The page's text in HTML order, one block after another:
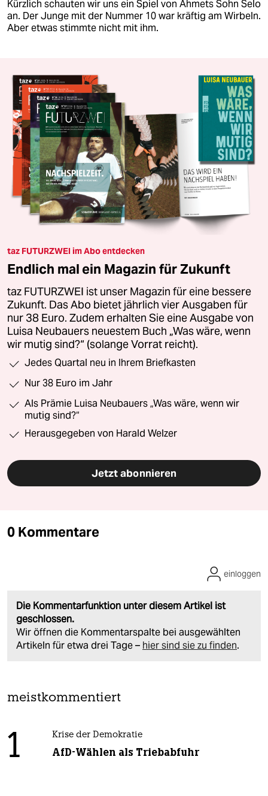
Kürzlich schauten wir uns ein Spiel von Ahmets Sohn Selo
an. Der Junge mit der Nummer 10 war kräftig am Wirbeln.
Aber etwas stimmte nicht mit ihm.
taz FUTURZWEI im Abo entdecken
Endlich mal ein Magazin für Zukunft
taz FUTURZWEI ist unser Magazin für eine bessere
Zukunft. Das Abo bietet jährlich vier Ausgaben für
nur 38 Euro. Zudem erhalten Sie eine Ausgabe von
Luisa Neubauers neuestem Buch „Was wäre, wenn
wir mutig sind?“ (solange Vorrat reicht).
Jedes Quartal neu in Ihrem Briefkasten
Nur 38 Euro im Jahr
Als Prämie Luisa Neubauers „Was wäre, wenn wir
mutig sind?“
Herausgegeben von Harald Welzer
Jetzt abonnieren
0 Kommentare
Die Kommentarfunktion unter diesem Artikel ist
geschlossen.
Wir öffnen die Kommentarspalte bei ausgewählten
Artikeln für etwa drei Tage – hier sind sie zu finden.
einloggen
meistkommentiert
1 Krise der Demokratie
AfD-Wählen als Triebabfuhr